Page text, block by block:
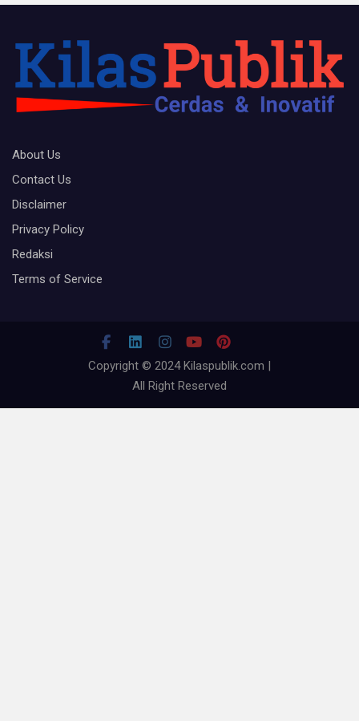
About Us
Contact Us
Disclaimer
Privacy Policy
Redaksi
Terms of Service
Copyright © 2024 Kilaspublik.com |
All Right Reserved